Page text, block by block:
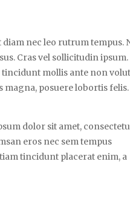
nec leo rutrum tempus.
Cras vel sollicitudin ipsum.
mollis ante non
posuere lobortis
dolor sit amet,
eros nec sem tempus
tincidunt placerat enim, a